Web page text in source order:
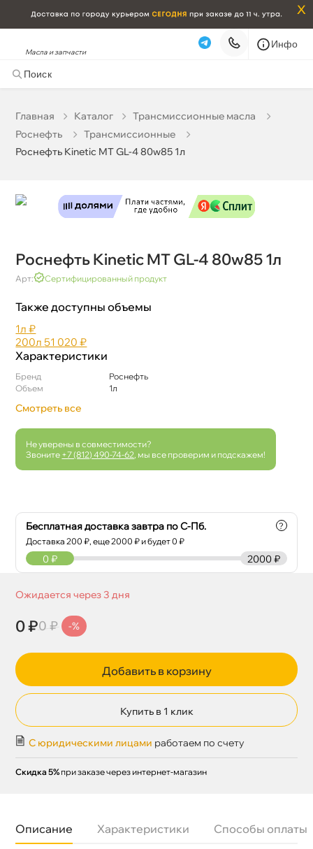
x
Масла и запчасти
Инфо
Главная Катало
Трансмиссионные масла
Роснефть
Трансмиссионные
Роснефть Kinetic MT GL-4 80w85 1л
Роснефть Kinetic MT GL-4 80w85 1л
Арт: Сертифицированный продукт
Также доступны объемы
1л ₽
200л 51 020 ₽
Характеристики
Бренд
Роснефть
Объем
1л
Смотреть все
Не уверены в совместимости?
Звоните +7 (812) 490-74-62 , мы все проверим и подскажем!
Бесплатная доставка завтра по С-Пб.
Доставка200 ₽, еще2000 ₽ и будет 0 ₽
?
2000 ₽
0 ₽
Ожидается через 3 дня
0 ₽0 ₽ -%
Добавить в корзину
Купить в 1 клик
С юридическими лицами работаем по счету
Скидка 5% при заказе через интернет-магазин
Описание Характеристики Способы оплаты
Бесплатная Сегодня, 07.08 (при заказе от 2000₽)
Самовывоз